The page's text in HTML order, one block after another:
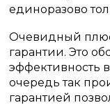
единоразово
Очевидный
гарантии. Это
эффективность
очередь так
гарантией